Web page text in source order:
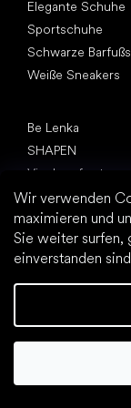
Wir verwenden
maximieren und
Sie weiter surfen,
einverstanden
Elegante Schuhe
Sportschuhe
Schwarze
Weiße Sneakers
Be Lenka
SHAPEN
Vivobarefoot
Camper
Groundies
Leguano
Froddo
KOEL
Artikel
Hallux valgus
Plattfuß